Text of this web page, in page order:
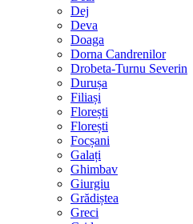
Dej
Deva
Doaga
Dorna Candrenilor
Drobeta-Turnu Severin
Durușa
Filiași
Florești
Florești
Focșani
Galați
Ghimbav
Giurgiu
Grădiștea
Greci